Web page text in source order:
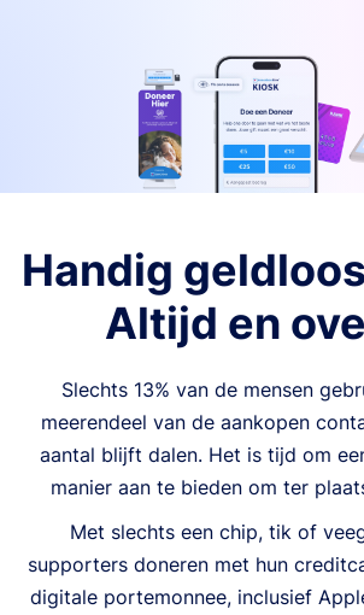
Handig
Altijd en
Slechts 13% van de mensen
meerendeel van de aankopen
aantal blijft dalen. Het is tijd om
manier aan te bieden om ter
Met slechts een chip, tik of
supporters doneren met hun
digitale portemonnee, inclusief